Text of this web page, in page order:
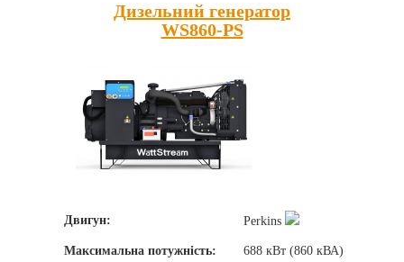
Дизельний генератор
WS860-PS
Двигун: Perkins
Максимальна потужність: 688 кВт (860 кВА)